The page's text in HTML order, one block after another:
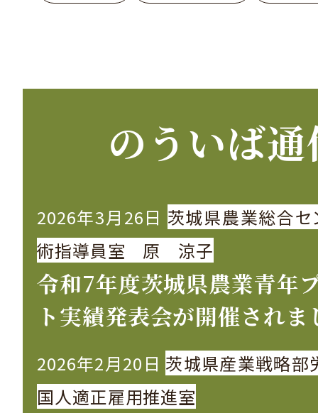
のういば
2026年3月26日 茨城県農業総合セ
術指導員室 原 涼子
令和7年度茨城県農業青年
ト実績発表会が開催されま
2026年2月20日 茨城県産業戦略部
国人適正雇用推進室